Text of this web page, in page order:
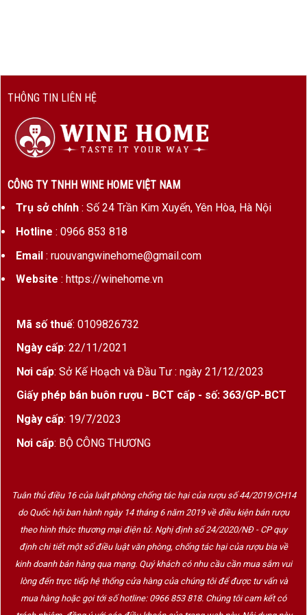
TIN
Tên sản
phẩm
Château La Croix Calendreau
2017
Quốc gia Pháp
Phân hạng Saint-Émilion Grand Cru
Nhà sản
La Croix Calendreau
Niên vụ 2017
Giống nho
Cabernet Sauvignon, Merlot,
Cabernet Franc
Nồng độ
cồn
13.5%
Phong cách Mềm mại – đậm đà – cân bằng
Nhiệt độ
phục vụ
18 – 20°C
30 – 45 phút trước khi uống
Kết hợp
món ăn
Thịt đỏ, đồ nguội, salad, nấm,
phô mai
THÔNG TIN LIÊN HỆ
CÔNG TY TNHH WINE HOME VIỆT NAM
Trụ sở chính: Số 24 Trần Kim Xuyến, Yên Hòa, Hà Nội
Hotline : 0966 853 818
Email: ruouvangwinehome@gmail.com
Website : https://winehome.vn
Mã số thuế: 0109826732
Ngày cấp: 22/11/2021
Nơi cấp: Sở Kế Hoạch và Đầu Tư : ngày 21/12/2023
Giấy phép bán buôn rượu - BCT cấp - số: 363/GP-BCT
Ngày cấp: 19/7/2023
Nơi cấp: BỘ CÔNG THƯƠNG
Tuân thủ điều 16 của luật phòng chống tác hại của rượu số 44/2019/CH14
do Quốc hội ban hành ngày 14 tháng 6 năm 2019 về điều kiện bán rượu
theo hình thức thương mại điện tử. Nghị định số 24/2020/NĐ - CP quy
định chi tiết một số điều luật văn phòng, chống tác hại của rượu bia về
kinh doanh bán hàng qua mạng. Quý khách có nhu cầu cần mua sắm vui
lòng đến trực tiếp hệ thống cửa hàng của chúng tôi để được tư vấn và
mua hàng hoặc gọi tới số hotline: 0966 853 818. Chúng tôi cam kết có